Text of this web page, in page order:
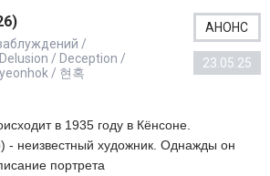
/
/ Deception /
/ 현혹
АНОНС
23.05.25
в 1935 году в Кёнсоне.
неизвестный художник. Однажды он
портрета